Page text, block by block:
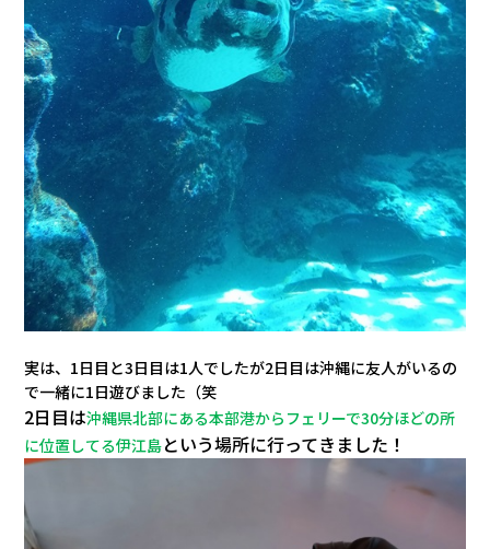
実は、1日目と3日目は1人でしたが2日目は沖縄に友人がいるの
で一緒に1日遊びました（笑
2日目は沖縄県北部にある本部港からフェリーで30分ほどの所
に位置してる伊江島という場所に行ってきました！